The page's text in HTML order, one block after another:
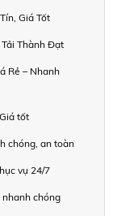
Giá Tốt
Tải Thành Đạt
Rẻ – Nhanh
tốt
chóng, an toàn
vụ 24/7
chóng